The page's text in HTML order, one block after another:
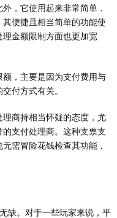
，它使用起来非常简单，
便捷且相当简单的功能使
金额限制方面也更加宽
，主要是因为支付费用与
付方式有关。
商持相当怀疑的态度，尤
支付处理商。这种支票支
需冒险花钱检查其功能，
缺。对于一些玩家来说，平